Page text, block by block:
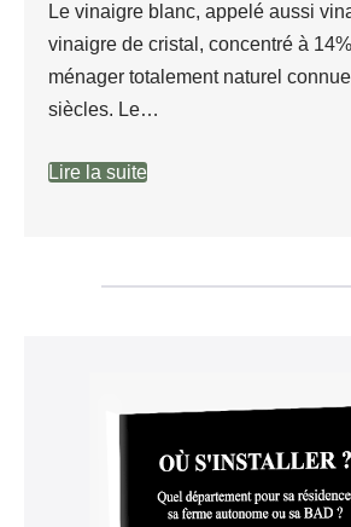
Le vinaigre blanc, appelé aussi
vinaigre de cristal, concentré à
ménager totalement naturel
siècles. Le…
Lire la suite